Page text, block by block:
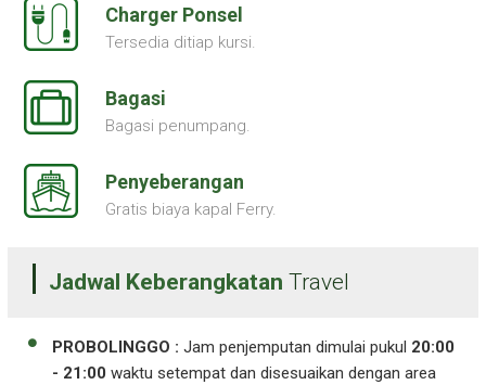
Charger Ponsel
Tersedia ditiap kursi.
Bagasi
Bagasi penumpang.
Penyeberangan
Gratis biaya kapal Ferry.
Jadwal Keberangkatan Travel
PROBOLINGGO : Jam penjemputan dimulai pukul 20:00
- 21:00 waktu setempat dan disesuaikan dengan area